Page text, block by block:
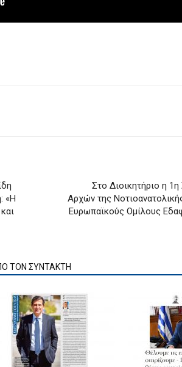
«Η
Στο Διοικητήριο η
Αρχών της
Ευρωπαϊκούς Ομίλους
ΤΟΝ ΣΥΝΤΑΚΤΗ